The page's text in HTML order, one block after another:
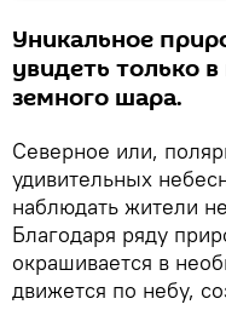
Уникальное
увидеть только
земного шара.
Северное или,
удивительных
наблюдать жители
Благодаря ряду
окрашивается в
движется по небу,